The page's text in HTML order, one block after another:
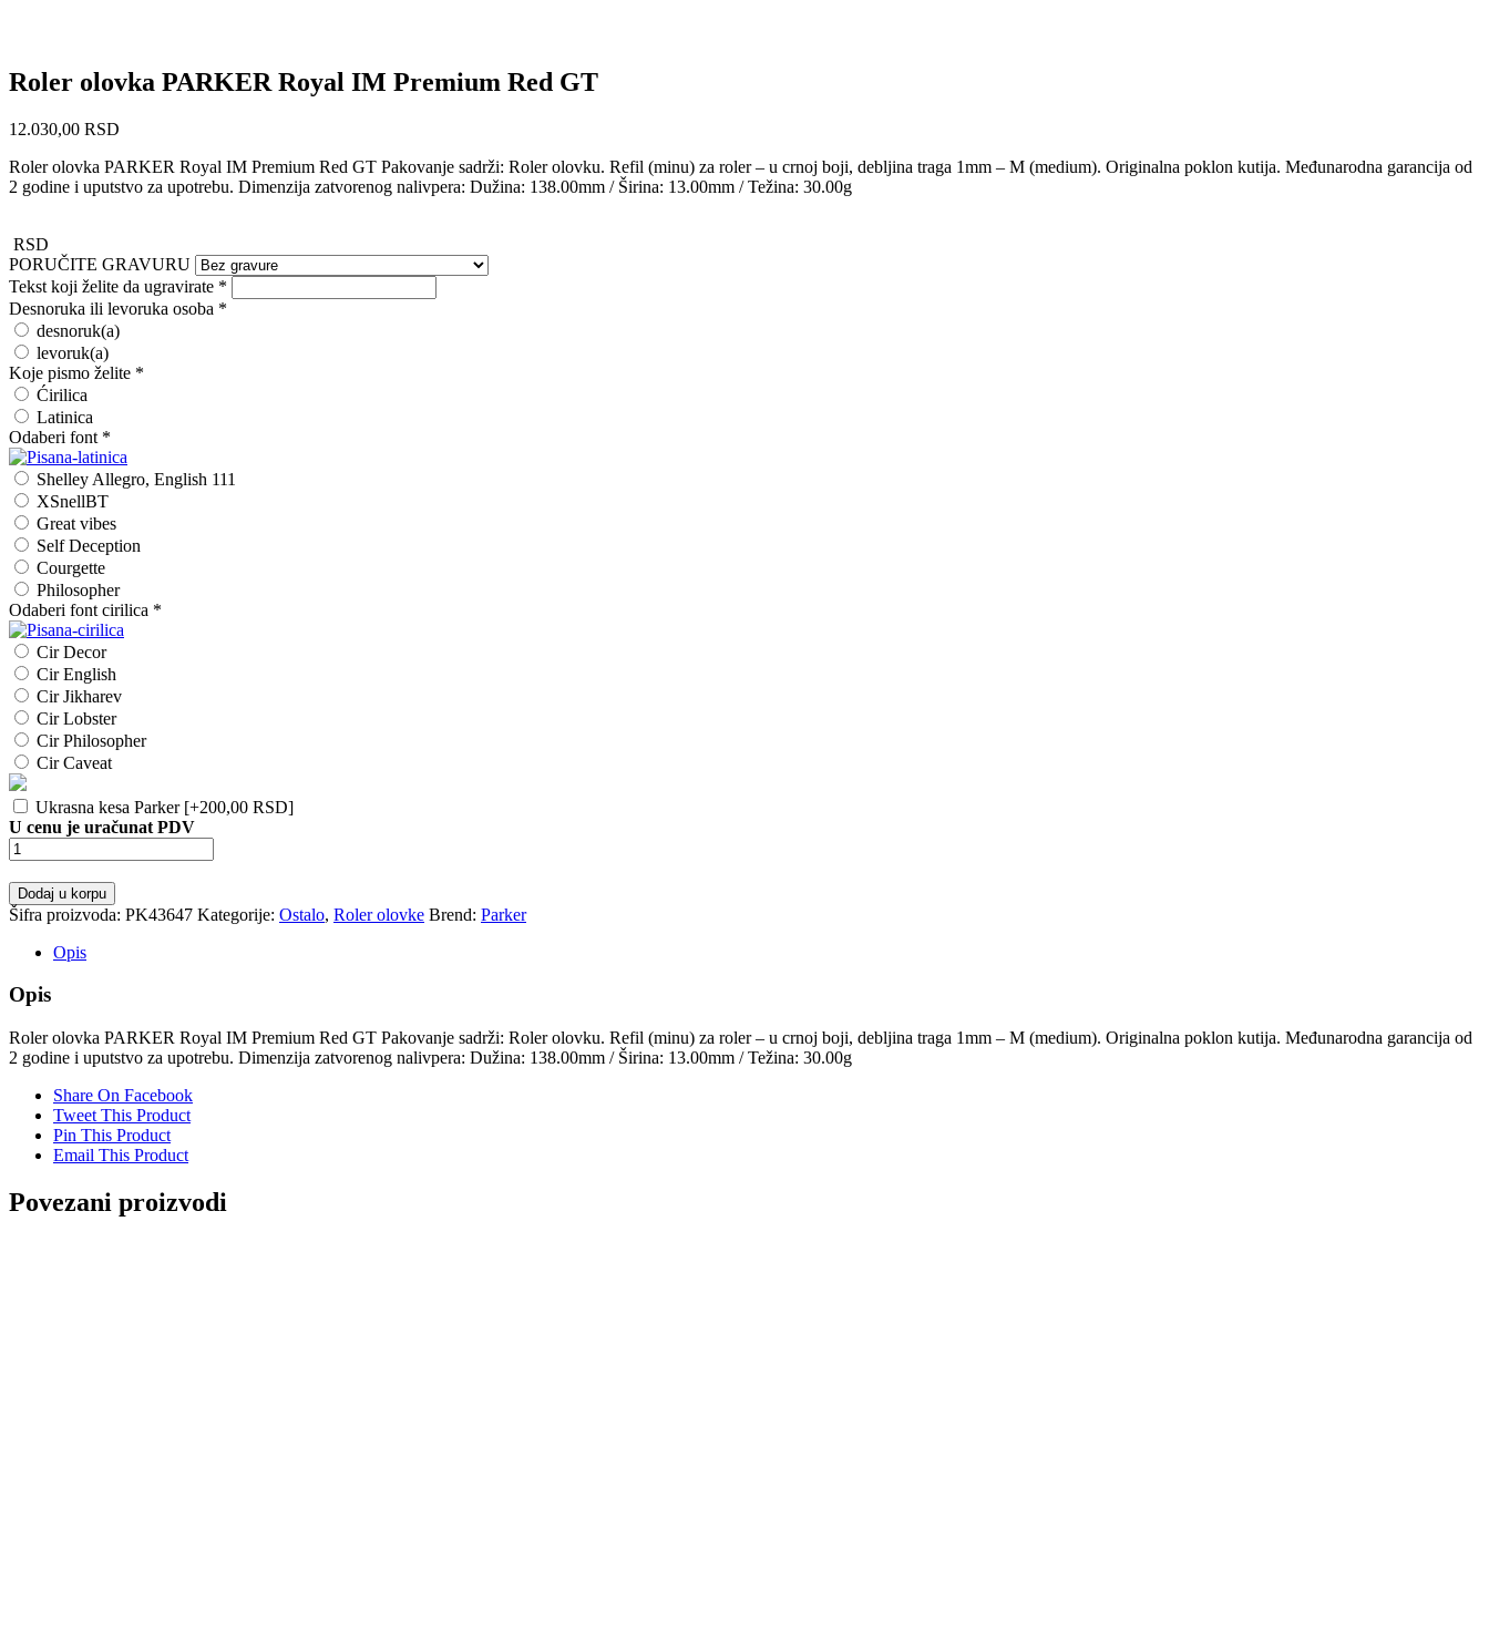
Roler olovka PARKER Royal IM Premium Red GT
12.030,00 RSD
Roler olovka PARKER Royal IM Premium Red GT Pakovanje sadrži: Roler olovku. Refil (minu) za roler – u crnoj boji, debljina traga 1mm – M (medium). Originalna poklon kutija. Međunarodna garancija od
2 godine i uputstvo za upotrebu. Dimenzija zatvorenog nalivpera: Dužina: 138.00mm / Širina: 13.00mm / Težina: 30.00g
RSD
PORUČITE GRAVURU
Tekst koji želite da ugravirate *
Desnoruka ili levoruka osoba *
desnoruk(a)
levoruk(a)
Koje pismo želite *
Ćirilica
Latinica
Odaberi font *
Shelley Allegro, English 111
XSnellBT
Great vibes
Self Deception
Courgette
Philosopher
Odaberi font cirilica *
Cir Decor
Cir English
Cir Jikharev
Cir Lobster
Cir Philosopher
Cir Caveat
Ukrasna kesa Parker [+200,00 RSD]
U cenu je uračunat PDV
Roler
olovka
PARKER
Royal
IM
Premium
GT
količina
Dodaj u korpu
Šifra proizvoda: PK43647 Kategorije: Ostalo, Roler olovke Brend: Parker
Opis
Opis
Roler olovka PARKER Royal IM Premium Red GT Pakovanje sadrži: Roler olovku. Refil (minu) za roler – u crnoj boji, debljina traga 1mm – M (medium). Originalna poklon kutija. Međunarodna garancija od
2 godine i uputstvo za upotrebu. Dimenzija zatvorenog nalivpera: Dužina: 138.00mm / Širina: 13.00mm / Težina: 30.00g
Share On Facebook
Tweet This Product
Pin This Product
Email This Product
Povezani proizvodi